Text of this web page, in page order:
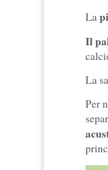
La
Il
La
Per